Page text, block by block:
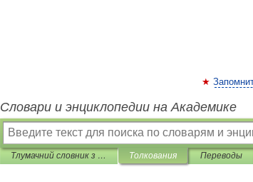
Словари и энциклопедии на Академике
Тлумачний словник з інформатики та інформаційних систем для економістів Толкования Переводы